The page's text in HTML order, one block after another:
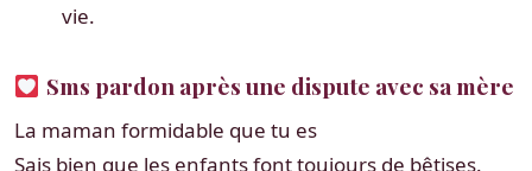
vie.
Sms pardon après une dispute avec sa mère
La maman formidable que tu es
Sais bien que les enfants font toujours de bêtises.